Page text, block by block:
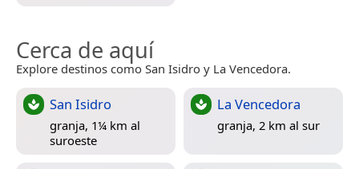
Cerca de aquí
Explore destinos como San Isidro y La Vencedora.
San Isidro
granja, 1¼ km al
suroeste
La Vencedora
granja, 2 km al sur